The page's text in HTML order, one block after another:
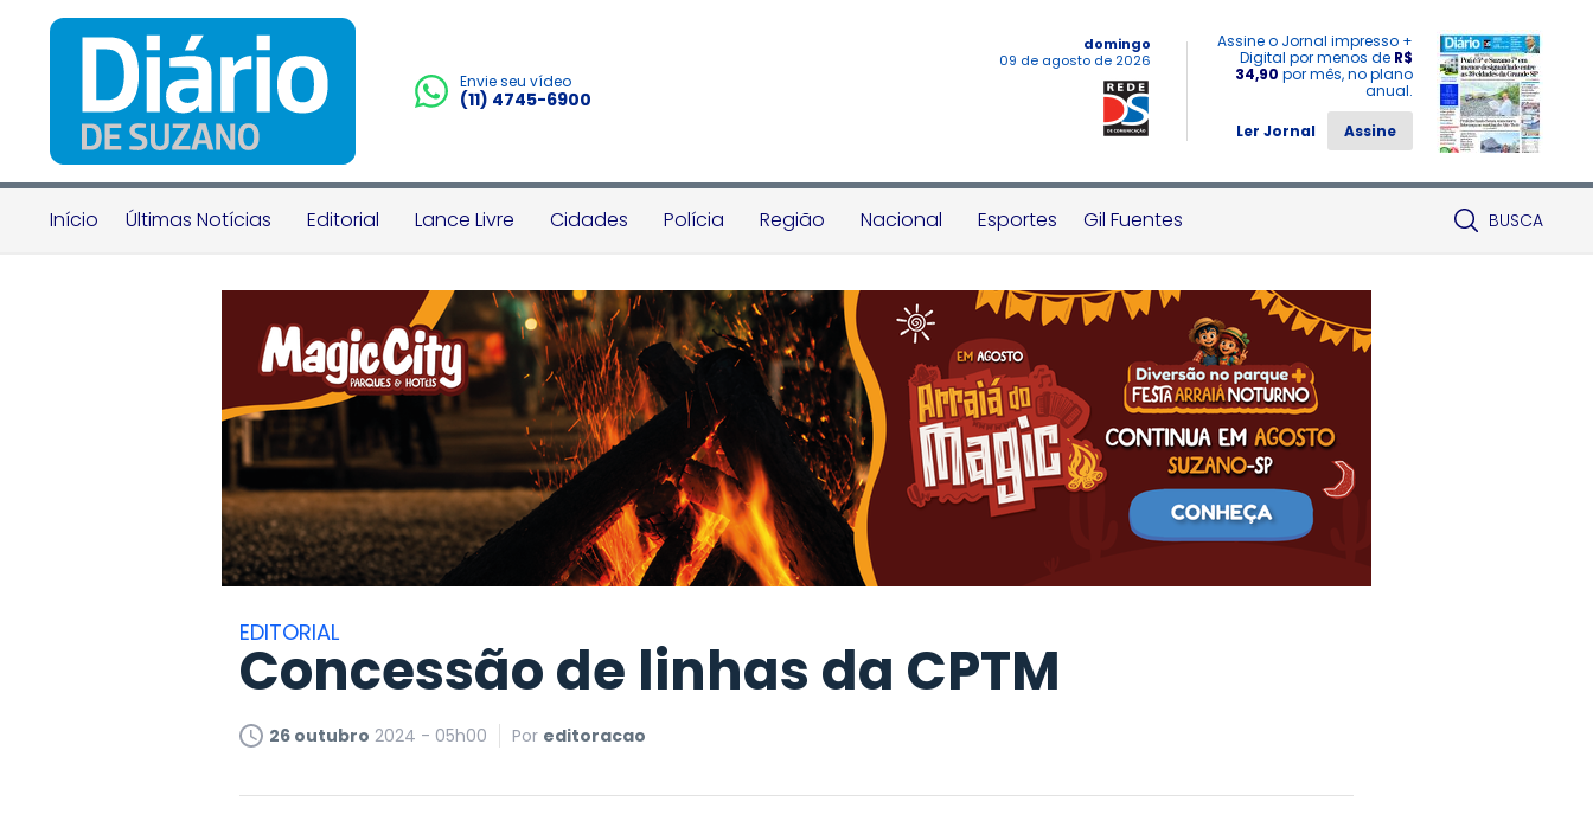
Envie seu vídeo
(11) 4745-6900
domingo
09 de agosto de 2026
Assine o Jornal impresso +
Digital por menos de R$
34,90 por mês, no plano
anual.
Ler Jornal
Assine
Início Últimas Notícias Editorial Lance Livre Cidades Polícia Região Nacional Esportes Gil Fuentes BUSCA
EDITORIAL
Concessão de linhas da CPTM
26 outubro 2024 - 05h00 Por editoracao